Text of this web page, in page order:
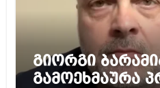
გიორგი
გამოეხმაურა